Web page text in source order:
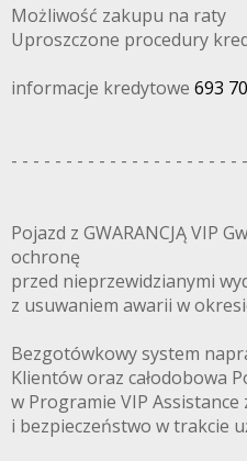
Możliwość zakupu na raty
Uproszczone procedury
informacje kredytowe 693
- - - - - - - - - - - - - - - - - - - - -
Pojazd z GWARANCJĄ VIP
ochronę
przed nieprzewidzianymi
z usuwaniem awarii w
Bezgotówkowy system
Klientów oraz całodobowa
w Programie VIP
i bezpieczeństwo w trakcie